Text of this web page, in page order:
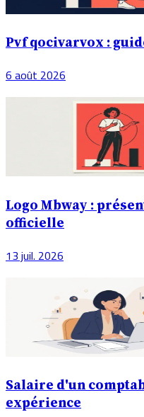
Pvf qocivarvox :
6 août 2026
Logo Mbway :
officielle
13 juil. 2026
Salaire d'un
expérience